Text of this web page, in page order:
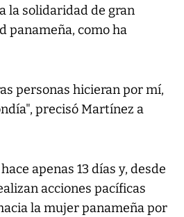
la solidaridad de gran
panameña, como ha
personas hicieran por mí,
precisó Martínez a
apenas 13 días y, desde
acciones pacíficas
la mujer panameña por